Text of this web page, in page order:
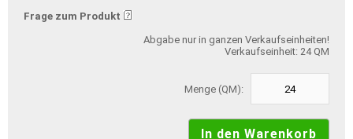
Frage zum Produkt
Abgabe nur in ganzen Verkaufseinheiten!
Verkaufseinheit: 24 QM
Menge (QM):